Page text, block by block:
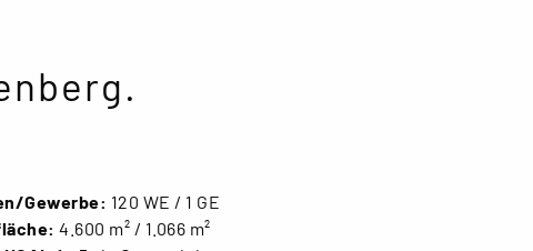
Gewerbe: 120 WE / 1 GE
4.600 m² / 1.066 m²